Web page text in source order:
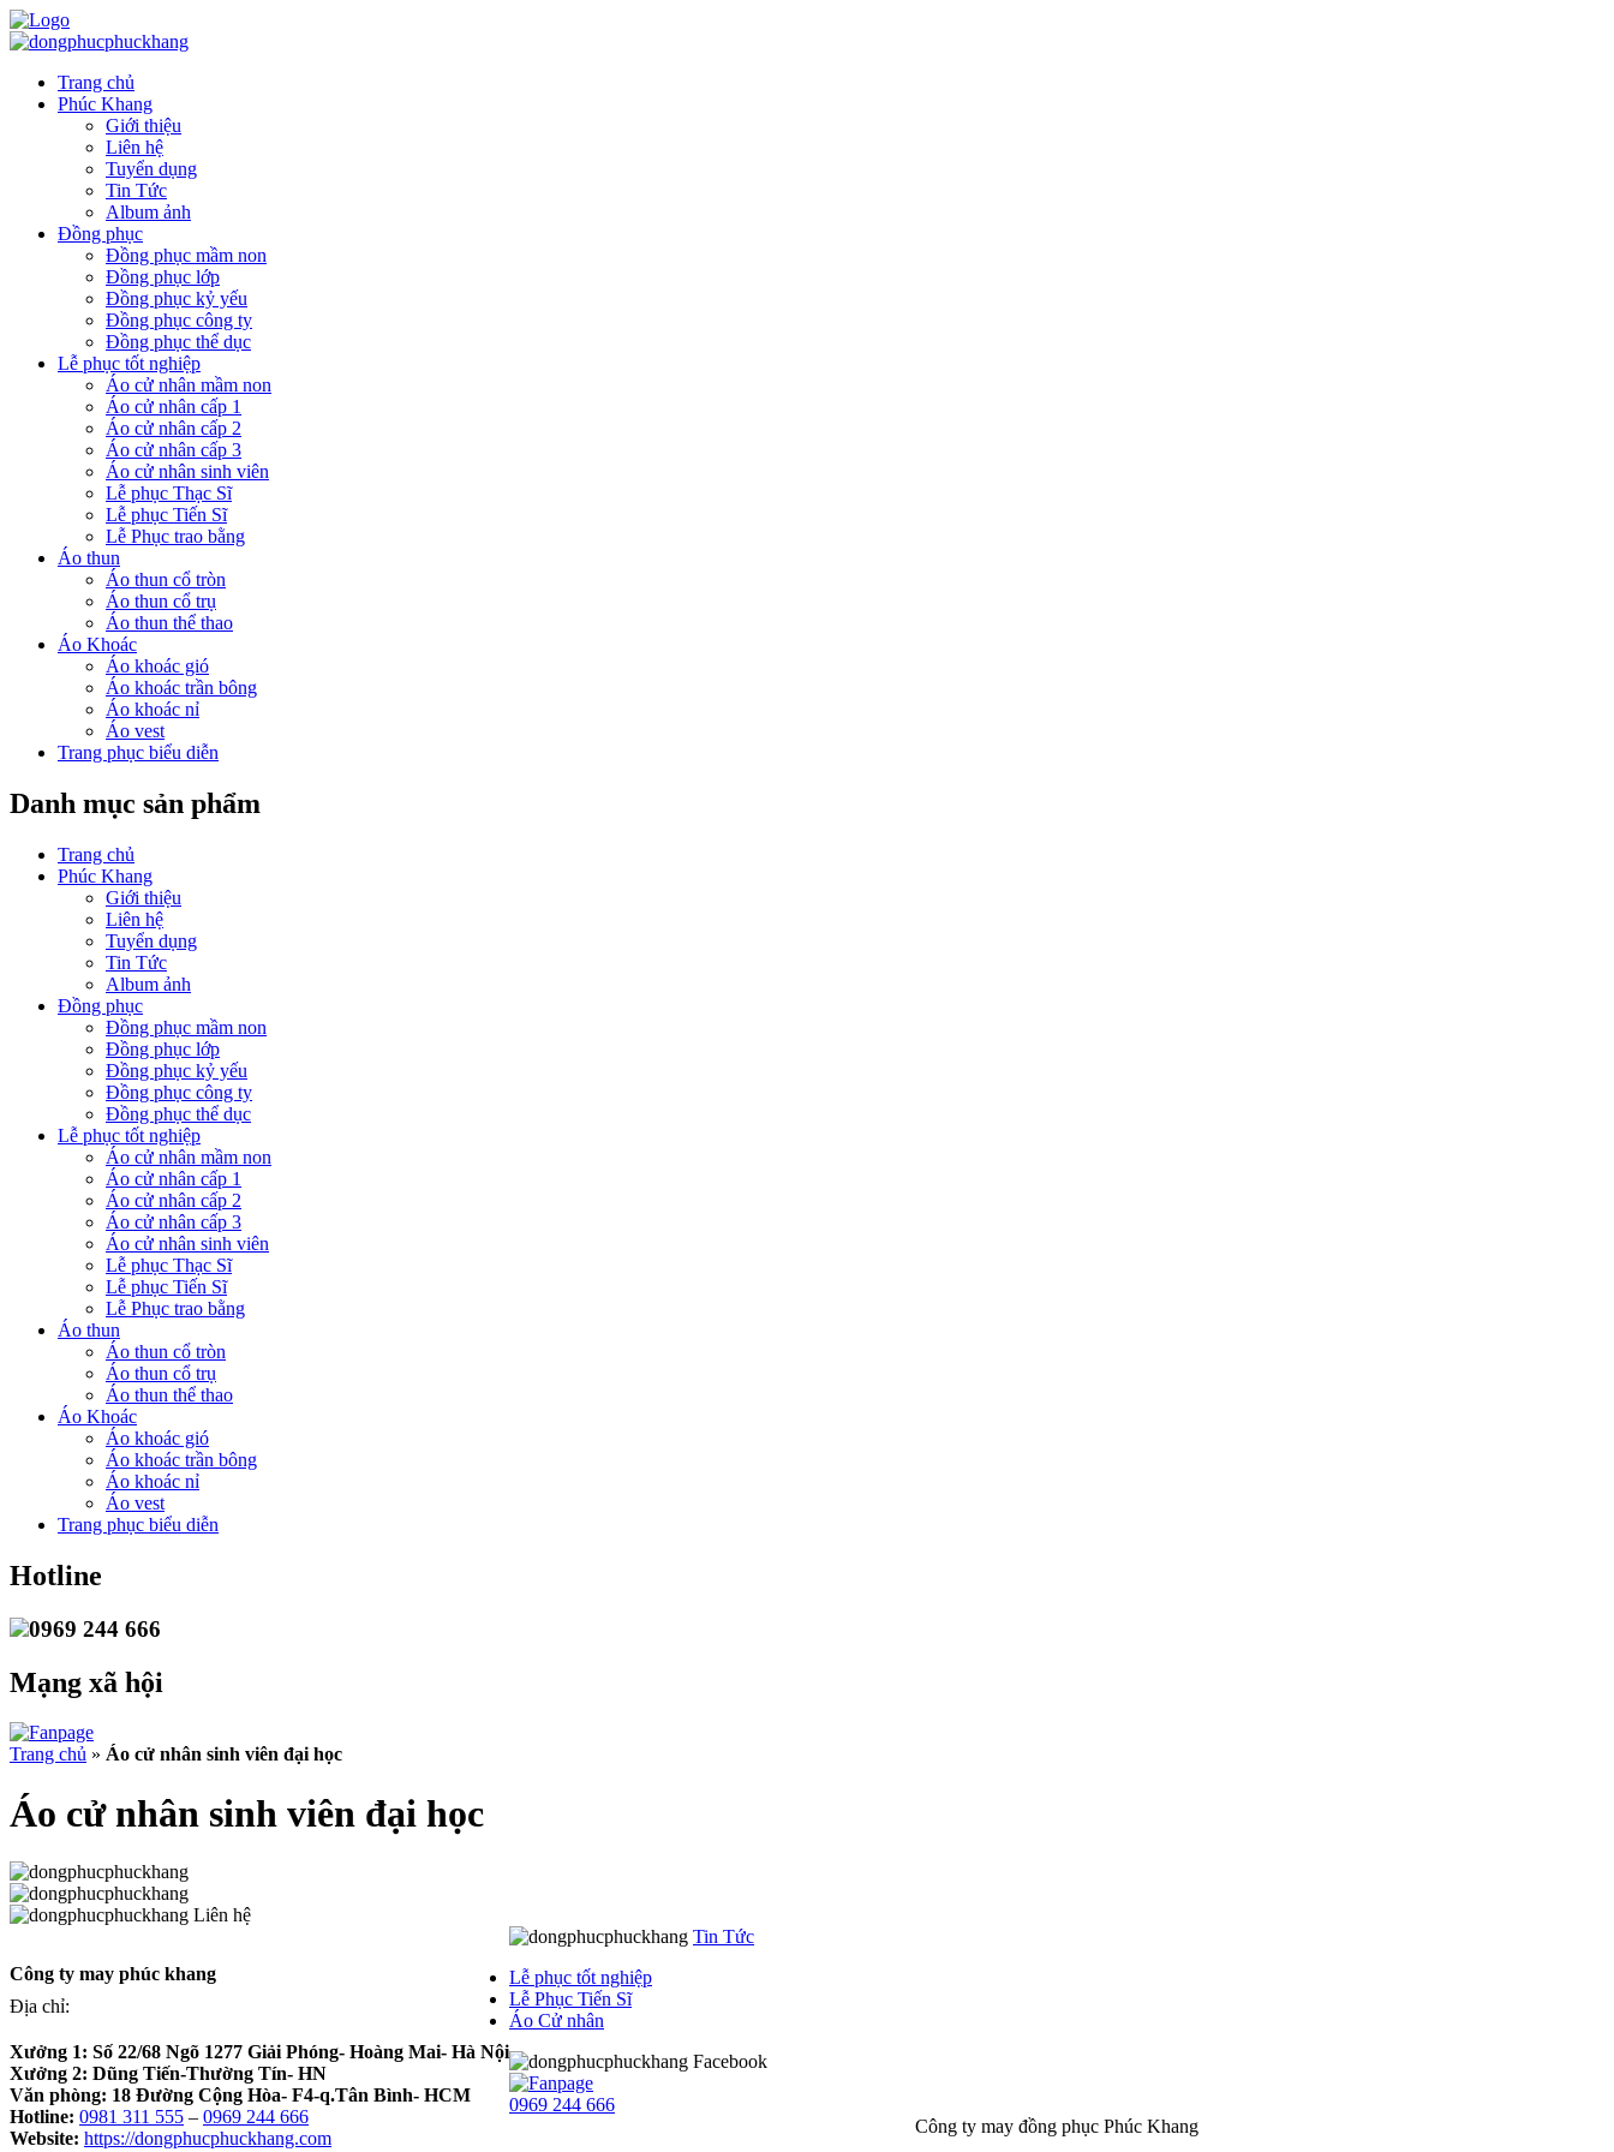
Trang chủ
Phúc Khang
Giới thiệu
Liên hệ
Tuyển dụng
Tin Tức
Album ảnh
Đồng phục
Đồng phục mầm non
Đồng phục lớp
Đồng phục kỷ yếu
Đồng phục công ty
Đồng phục thể dục
Lễ phục tốt nghiệp
Áo cử nhân mầm non
Áo cử nhân cấp 1
Áo cử nhân cấp 2
Áo cử nhân cấp 3
Áo cử nhân sinh viên
Lễ phục Thạc Sĩ
Lễ phục Tiến Sĩ
Lễ Phục trao bằng
Áo thun
Áo thun cổ tròn
Áo thun cổ trụ
Áo thun thể thao
Áo Khoác
Áo khoác gió
Áo khoác trần bông
Áo khoác nỉ
Áo vest
Trang phục biểu diễn
Danh mục sản phẩm
Trang chủ
Phúc Khang
Giới thiệu
Liên hệ
Tuyển dụng
Tin Tức
Album ảnh
Đồng phục
Đồng phục mầm non
Đồng phục lớp
Đồng phục kỷ yếu
Đồng phục công ty
Đồng phục thể dục
Lễ phục tốt nghiệp
Áo cử nhân mầm non
Áo cử nhân cấp 1
Áo cử nhân cấp 2
Áo cử nhân cấp 3
Áo cử nhân sinh viên
Lễ phục Thạc Sĩ
Lễ phục Tiến Sĩ
Lễ Phục trao bằng
Áo thun
Áo thun cổ tròn
Áo thun cổ trụ
Áo thun thể thao
Áo Khoác
Áo khoác gió
Áo khoác trần bông
Áo khoác nỉ
Áo vest
Trang phục biểu diễn
Hotline
0969 244 666
Mạng xã hội
Trang chủ » Áo cử nhân sinh viên đại học
Áo cử nhân sinh viên đại học
Liên hệ
Công ty may phúc khang
Địa chỉ:
Xưởng 1: Số 22/68 Ngõ 1277 Giải Phóng- Hoàng Mai- Hà Nội
Xưởng 2: Dũng Tiến-Thường Tín- HN
Văn phòng: 18 Đường Cộng Hòa- F4-q.Tân Bình- HCM
Hotline: 0981 311 555 – 0969 244 666
Website: https://dongphucphuckhang.com
Tin Tức
Lễ phục tốt nghiệp
Lễ Phục Tiến Sĩ
Áo Cử nhân
Facebook
0969 244 666
Công ty may đồng phục Phúc Khang